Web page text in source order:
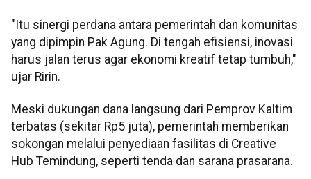
"Itu sinergi perdana antara pemerintah dan komunitas
yang dipimpin Pak Agung. Di tengah efisiensi, inovasi
harus jalan terus agar ekonomi kreatif tetap tumbuh,"
ujar Ririn.
Meski dukungan dana langsung dari Pemprov Kaltim
terbatas (sekitar Rp5 juta), pemerintah memberikan
sokongan melalui penyediaan fasilitas di Creative
Hub Temindung, seperti tenda dan sarana prasarana.